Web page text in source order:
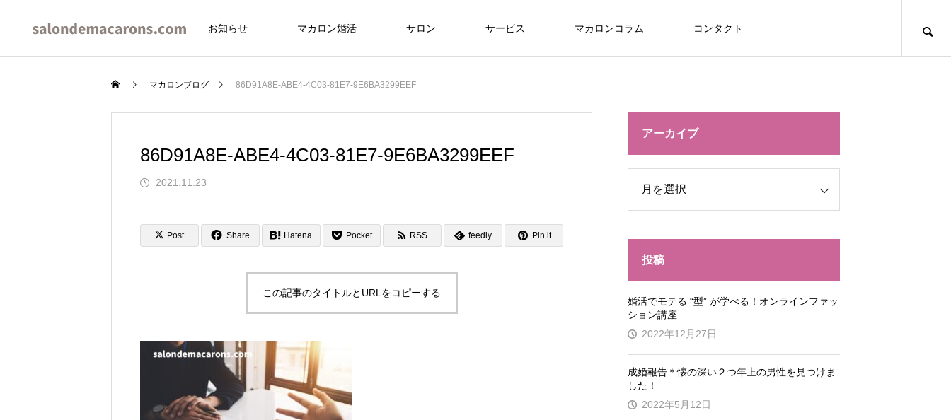
お知らせ マカロン婚活 サロン サービス マカロンコラム コンタクト
マカロンブログ 86D91A8E-ABE4-4C03-81E7-9E6BA3299EEF
86D91A8E-ABE4-4C03-81E7-9E6BA3299EEF
2021.11.23
Post Share Hatena Pocket RSS feedly Pin it
この記事のタイトルとURLをコピーする
アーカイブ
投稿
婚活でモテる “型” が学べる！オンラインファッ
ション講座
2022年12月27日
成婚報告＊懐の深い２つ年上の男性を見つけま
した！
2022年5月12日